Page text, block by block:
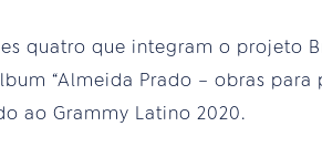
quatro que integram o projeto
“Almeida Prado – obras para
ao Grammy Latino 2020.